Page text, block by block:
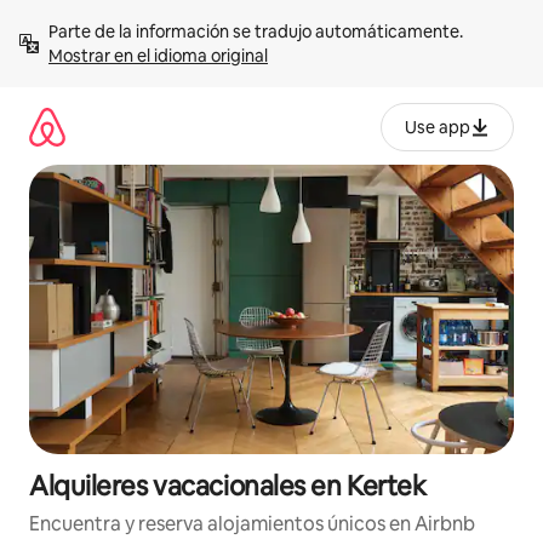
contenidoMostrar en el idioma original
Use app
Alquileres vacacionales en Kertek
Encuentra y reserva alojamientos únicos en Airbnb